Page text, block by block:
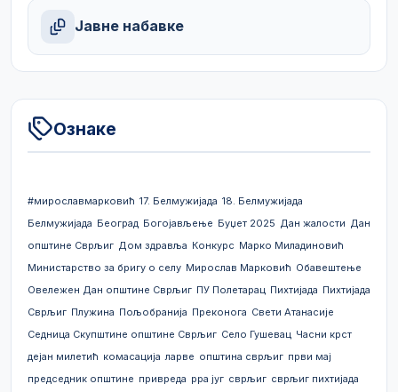
Јавне набавке
Ознаке
#мирославмарковић 17. Белмужијада 18. Белмужијада
Белмужијада Београд Богојављење Буџет 2025 Дан жалости Дан
општине Сврљиг Дом здравља Конкурс Марко Миладиновић
Министарство за бригу о селу Мирослав Марковић Обавештење
Овележен Дан општине Сврљиг ПУ Полетарац Пихтијада Пихтијада
Сврљиг Плужина Пољобранија Преконога Свети Атанасије
Седница Скупштине општине Сврљиг Село Гушевац Часни крст
дејан милетић комасација ларве општина сврљиг први мај
председник општине привреда рра југ сврљиг сврљиг пихтијада